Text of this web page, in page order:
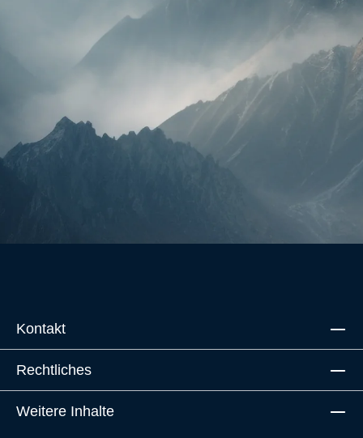
Kontakt
Rechtliches
Weitere Inhalte